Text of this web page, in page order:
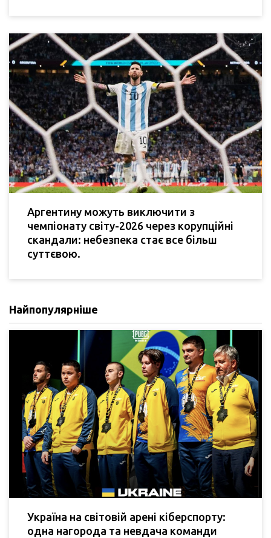
Аргентину можуть виключити з
чемпіонату світу-2026 через корупційні
скандали: небезпека стає все більш
суттєвою.
Найпопулярніше
Україна на світовій арені кіберспорту:
одна нагорода та невдача команди